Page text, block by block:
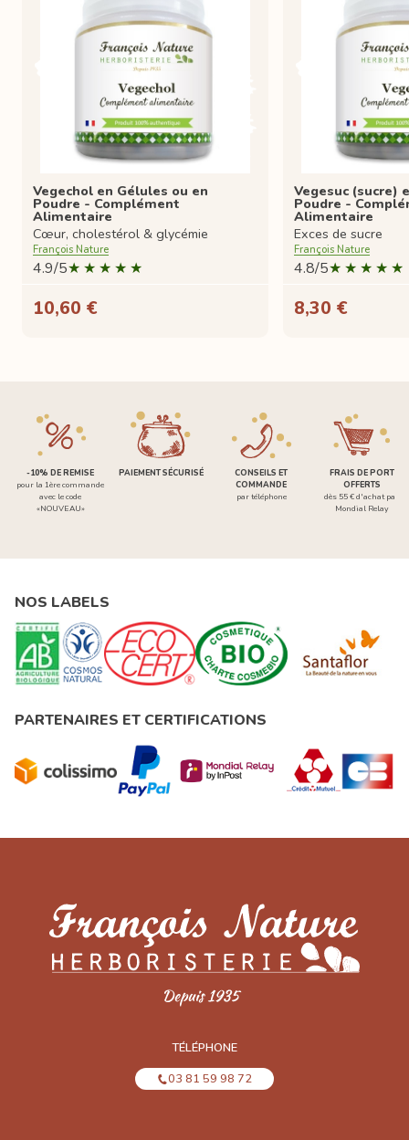
Vegechol en Gélules ou en
Poudre - Complément
Alimentaire
Cœur, cholestérol & glycémie
François Nature
4.9/5
10,60 €
Vegesuc (sucre)
Poudre -
Alimentaire
Exces de sucre
François Nature
4.8/5
8,30 €
-10% DE REMISE
pour la 1ère commande
avec le code
«NOUVEAU»
PAIEMENT SÉCURISÉ
CONSEILS ET
COMMANDE
par téléphone
FRAIS DE PORT
OFFERTS
dès 55 € d'achat par
Mondial Relay
NOS LABELS
PARTENAIRES ET CERTIFICATIONS
TÉLÉPHONE
03 81 59 98 72